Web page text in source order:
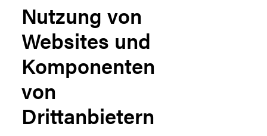
Nutzung von
Websites und
Komponenten
von
Drittanbietern